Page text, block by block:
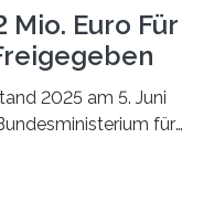
Mio. Euro Für
2025 am 5. Juni
für
in